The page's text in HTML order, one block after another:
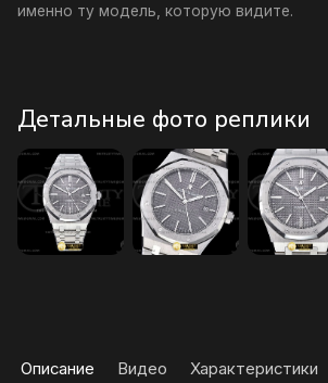
именно ту модель, которую видите.
Детальные фото реплики
Описание Видео Характеристики